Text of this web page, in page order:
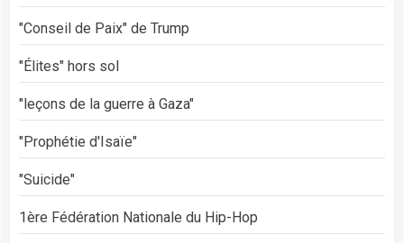
"Conseil de Paix" de Trump
"Élites" hors sol
"leçons de la guerre à Gaza"
"Prophétie d'Isaïe"
"Suicide"
1ère Fédération Nationale du Hip-Hop